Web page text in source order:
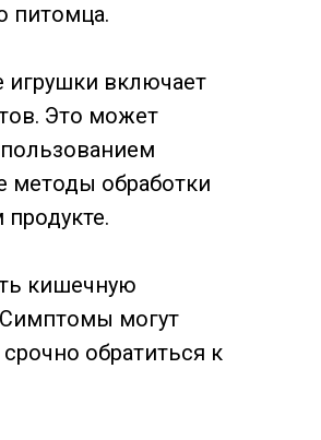
питомца.
включает
Это может
методы обработки
кишечную
Симптомы могут
обратиться к